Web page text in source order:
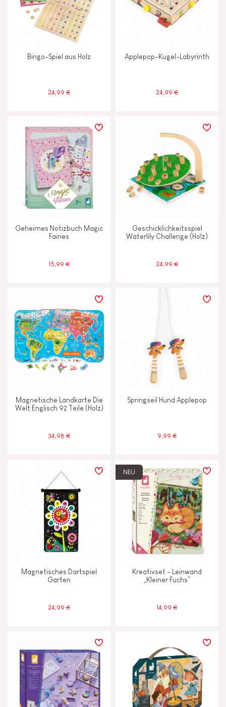
Bingo-Spiel aus Holz
24,99 €
Applepop-Kugel-Labyrinth
24,99 €
Geheimes Notizbuch Magic
Fairies
15,99 €
Geschicklichkeitsspiel
Waterlily Challenge (Holz)
24,99 €
Magnetische Landkarte Die
Welt Englisch 92 Teile (Holz)
34,98 €
Springseil Hund Applepop
9,99 €
Magnetisches Dartspiel
Garten
24,99 €
NEU
Kreativset – Leinwand
„Kleiner Fuchs“
14,99 €